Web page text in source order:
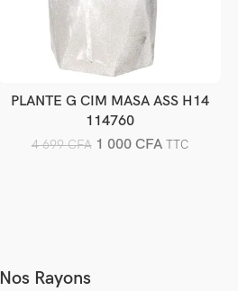
Ajouter au panier
PLANTE G CIM MASA ASS H14
114760
4 699CFA 1 000 CFA TTC
Nos Rayons